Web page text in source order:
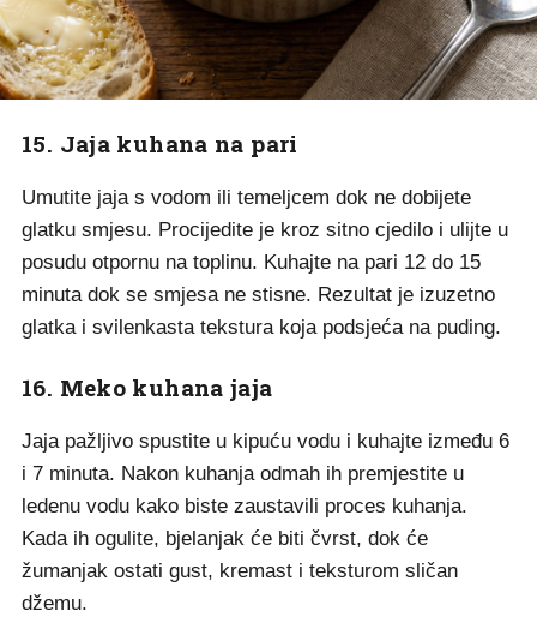
15. Jaja kuhana na pari
Umutite jaja s vodom ili temeljcem dok ne dobijete
glatku smjesu. Procijedite je kroz sitno cjedilo i ulijte u
posudu otpornu na toplinu. Kuhajte na pari 12 do 15
minuta dok se smjesa ne stisne. Rezultat je izuzetno
glatka i svilenkasta tekstura koja podsjeća na puding.
16. Meko kuhana jaja
Jaja pažljivo spustite u kipuću vodu i kuhajte između 6
i 7 minuta. Nakon kuhanja odmah ih premjestite u
ledenu vodu kako biste zaustavili proces kuhanja.
Kada ih ogulite, bjelanjak će biti čvrst, dok će
žumanjak ostati gust, kremast i teksturom sličan
džemu.